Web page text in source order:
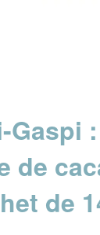
Gaspi
de
de